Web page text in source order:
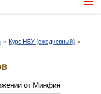
» Курс НБУ (ежедневный) »
от Минфин